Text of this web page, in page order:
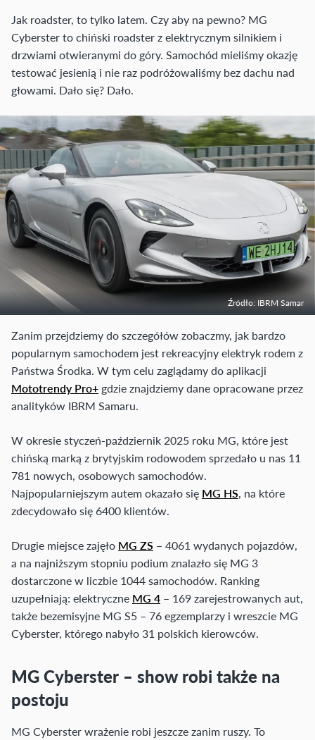
Jak roadster, to tylko latem. Czy aby na pewno? MG
Cyberster to chiński roadster z elektrycznym silnikiem i
drzwiami otwieranymi do góry. Samochód mieliśmy okazję
testować jesienią i nie raz podróżowaliśmy bez dachu nad
głowami. Dało się? Dało.
Źródło: IBRM Samar
Zanim przejdziemy do szczegółów zobaczmy, jak bardzo
popularnym samochodem jest rekreacyjny elektryk rodem z
Państwa Środka. W tym celu zaglądamy do aplikacji
Mototrendy Pro+ gdzie znajdziemy dane opracowane przez
analityków IBRM Samaru.
W okresie styczeń-październik 2025 roku MG, które jest
chińską marką z brytyjskim rodowodem sprzedało u nas 11
781 nowych, osobowych samochodów.
Najpopularniejszym autem okazało się MG HS, na które
zdecydowało się 6400 klientów.
Drugie miejsce zajęło MG ZS – 4061 wydanych pojazdów,
a na najniższym stopniu podium znalazło się MG 3
dostarczone w liczbie 1044 samochodów. Ranking
uzupełniają: elektryczne MG 4 – 169 zarejestrowanych aut,
także bezemisyjne MG S5 – 76 egzemplarzy i wreszcie MG
Cyberster, którego nabyło 31 polskich kierowców.
MG Cyberster – show robi także na
postoju
MG Cyberster wrażenie robi jeszcze zanim ruszy. To